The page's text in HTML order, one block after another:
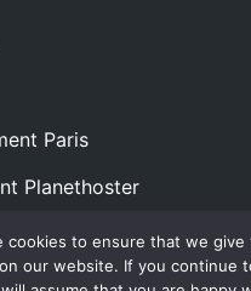
Paris
Planethoster
© All rights reserved.
cookies to ensure that we
our website. If you continue